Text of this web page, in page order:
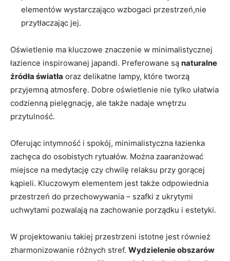
elementów wystarczająco wzbogaci przestrzeń,nie
przytłaczając jej.
Oświetlenie ma kluczowe znaczenie w minimalistycznej
łazience inspirowanej japandi. Preferowane są naturalne
źródła światła oraz delikatne lampy, które tworzą
przyjemną atmosferę. Dobre oświetlenie nie tylko ułatwia
codzienną pielęgnację, ale także nadaje wnętrzu
przytulność.
Oferując intymność i spokój, minimalistyczna łazienka
zachęca do osobistych rytuałów. Można zaaranżować
miejsce na medytację czy chwilę relaksu przy gorącej
kąpieli. Kluczowym elementem jest także odpowiednia
przestrzeń do przechowywania – szafki z ukrytymi
uchwytami pozwalają na zachowanie porządku i estetyki.
W projektowaniu takiej przestrzeni istotne jest również
zharmonizowanie różnych stref. Wydzielenie obszarów